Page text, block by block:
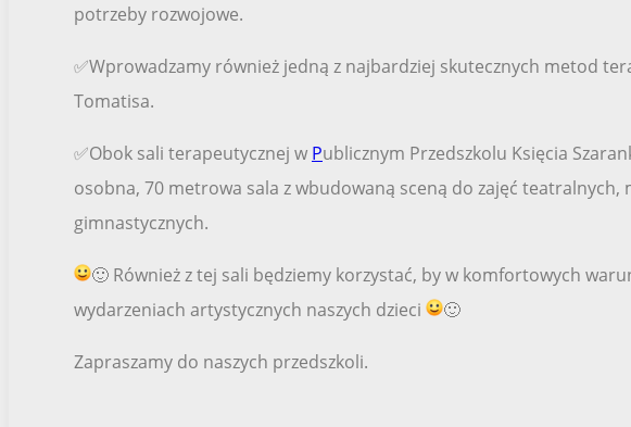
potrzeby rozwojowe.
✅Wprowadzamy również jedną z najbardziej skutecznych metod
Tomatisa.
✅Obok sali terapeutycznej w Publicznym Przedszkolu Księcia
osobna, 70 metrowa sala z wbudowaną sceną do zajęć teatralnych,
gimnastycznych.
🙂 Również z tej sali będziemy korzystać, by w komfortowych
wydarzeniach artystycznych naszych dzieci
🙂
Zapraszamy do naszych przedszkoli.